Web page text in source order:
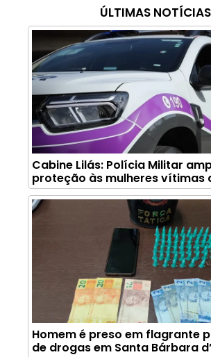
ÚLTIMAS NOTÍCIAS
Cabine Lilás: Polícia Militar
proteção às mulheres vítimas
Homem é preso em flagrante
de drogas em Santa Bárbara